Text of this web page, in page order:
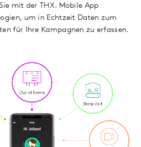
mit der THX. Mobile App
um in Echtzeit Daten zum
für Ihre Kampagnen zu erfassen.